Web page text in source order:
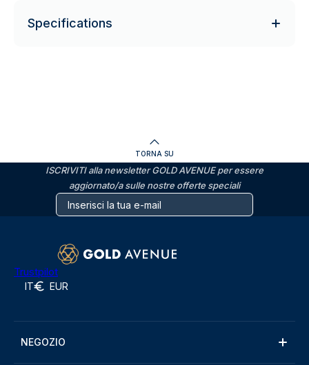
Specifications
TORNA SU
ISCRIVITI alla newsletter GOLD AVENUE per essere
aggiornato/a sulle nostre offerte speciali
Trustpilot
IT EUR
NEGOZIO